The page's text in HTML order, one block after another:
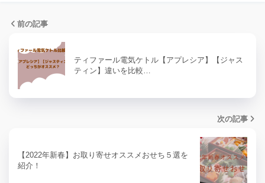
前の記事
ティファール電気ケトル【アプレシア】【ジャス
ティン】違いを比較…
次の記事
【2022年新春】お取り寄せオススメおせち５選を
紹介！